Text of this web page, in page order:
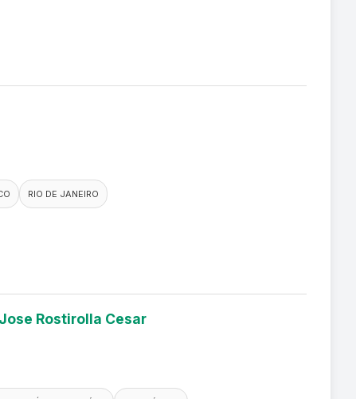
RIO DE JANEIRO
Rostirolla Cesar